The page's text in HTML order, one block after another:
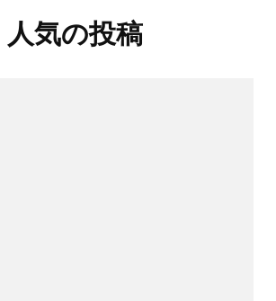
人気の投稿